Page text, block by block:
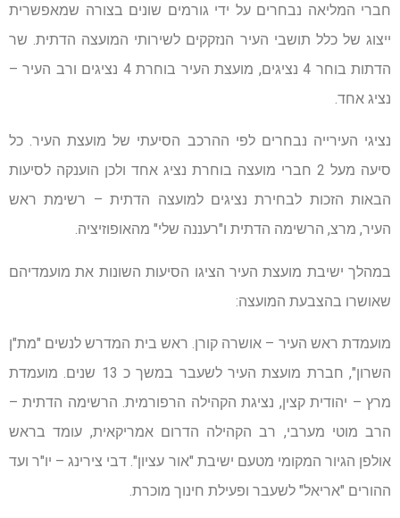
חברי המליאה נבחרים על ידי גורמים שונים בצורה שמאפשרית
ייצוג של כלל תושבי העיר הנזקקים לשירותי המועצה הדתית. שר
הדתות בוחר 4 נציגים, מועצת העיר בוחרת 4 נציגים ורב העיר –
נציג אחד.
נציגי העירייה נבחרים לפי ההרכב הסיעתי של מועצת העיר. כל
סיעה מעל 2 חברי מועצה בוחרת נציג אחד ולכן הוענקה לסיעות
הבאות הזכות לבחירת נציגים למועצה הדתית – רשימת ראש
העיר, מרצ, הרשימה הדתית ו"רעננה שלי" מהאופוזיציה.
במהלך ישיבת מועצת העיר הציגו הסיעות השונות את מועמדיהם
שאושרו בהצבעת המועצה:
מועמדת ראש העיר – אושרה קורן. ראש בית המדרש לנשים "מת"ן
השרון", חברת מועצת העיר לשעבר במשך כ 13 שנים. מועמדת
מרץ – יהודית קצין, נציגת הקהילה הרפורמית. הרשימה הדתית –
הרב מוטי מערבי, רב הקהילה הדרום אמריקאית, עומד בראש
אולפן הגיור המקומי מטעם ישיבת "אור עציון". דבי צירינג – יו"ר ועד
ההורים "אריאל" לשעבר ופעילת חינוך מוכרת.